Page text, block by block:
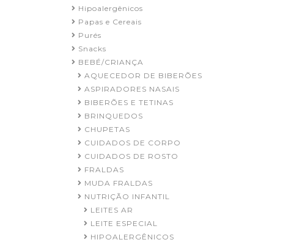
Hipoalergênicos
Papas e Cereais
Purés
Snacks
BEBÉ/CRIANÇA
AQUECEDOR DE BIBERÕES
ASPIRADORES NASAIS
BIBERÕES E TETINAS
BRINQUEDOS
CHUPETAS
CUIDADOS DE CORPO
CUIDADOS DE ROSTO
FRALDAS
MUDA FRALDAS
NUTRIÇÃO INFANTIL
LEITES AR
LEITE ESPECIAL
HIPOALERGÊNICOS